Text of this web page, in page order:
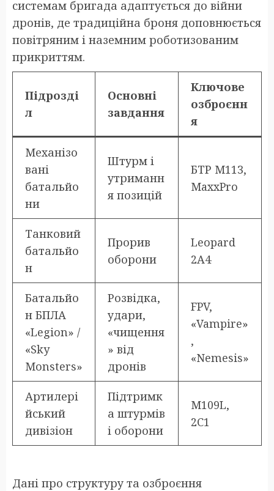
системам бригада адаптується до війни
дронів, де традиційна броня доповнюється
повітряним і наземним роботизованим
прикриттям.
Підрозді
л
Основні
завдання
Ключове
озброєнн
я
Механізо
вані
батальйо
ни
Штурм і
утриманн
я позицій
БТР M113,
MaxxPro
Танковий
батальйо
н
Прорив
оборони
Leopard
2A4
Батальйо
н БПЛА
«Legion» /
«Sky
Monsters»
Розвідка,
удари,
«чищення
» від
дронів
FPV,
«Vampire»
,
«Nemesis»
Артилері
йський
дивізіон
Підтримк
а штурмів
і оборони
М109L,
2С1
Дані про структуру та озброєння